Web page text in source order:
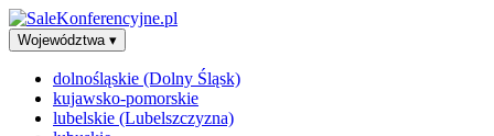
Województwa ▾
dolnośląskie (Dolny Śląsk)
kujawsko-pomorskie
lubelskie (Lubelszczyzna)